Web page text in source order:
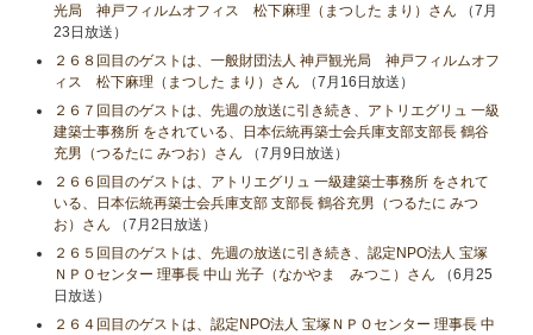
光局 神戸フィルムオフィス 松下麻理（まつした まり）さん （7月
23日放送）
２６８回目のゲストは、一般財団法人 神戸観光局 神戸フィルムオフ
ィス 松下麻理（まつした まり）さん （7月16日放送）
２６７回目のゲストは、先週の放送に引き続き、アトリエグリュ 一級
建築士事務所 をされている、日本伝統再築士会兵庫支部支部長 鶴谷
充男（つるたに みつお）さん （7月9日放送）
２６６回目のゲストは、アトリエグリュ 一級建築士事務所 をされて
いる、日本伝統再築士会兵庫支部 支部長 鶴谷充男（つるたに みつ
お）さん （7月2日放送）
２６５回目のゲストは、先週の放送に引き続き、認定NPO法人 宝塚
ＮＰＯセンター 理事長 中山 光子（なかやま みつこ）さん （6月25
日放送）
２６４回目のゲストは、認定NPO法人 宝塚ＮＰＯセンター 理事長 中